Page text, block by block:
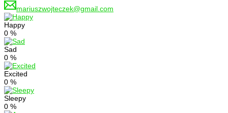
mariuszwojteczek@gmail.com
Happy
0 %
Sad
0 %
Excited
0 %
Sleepy
0 %